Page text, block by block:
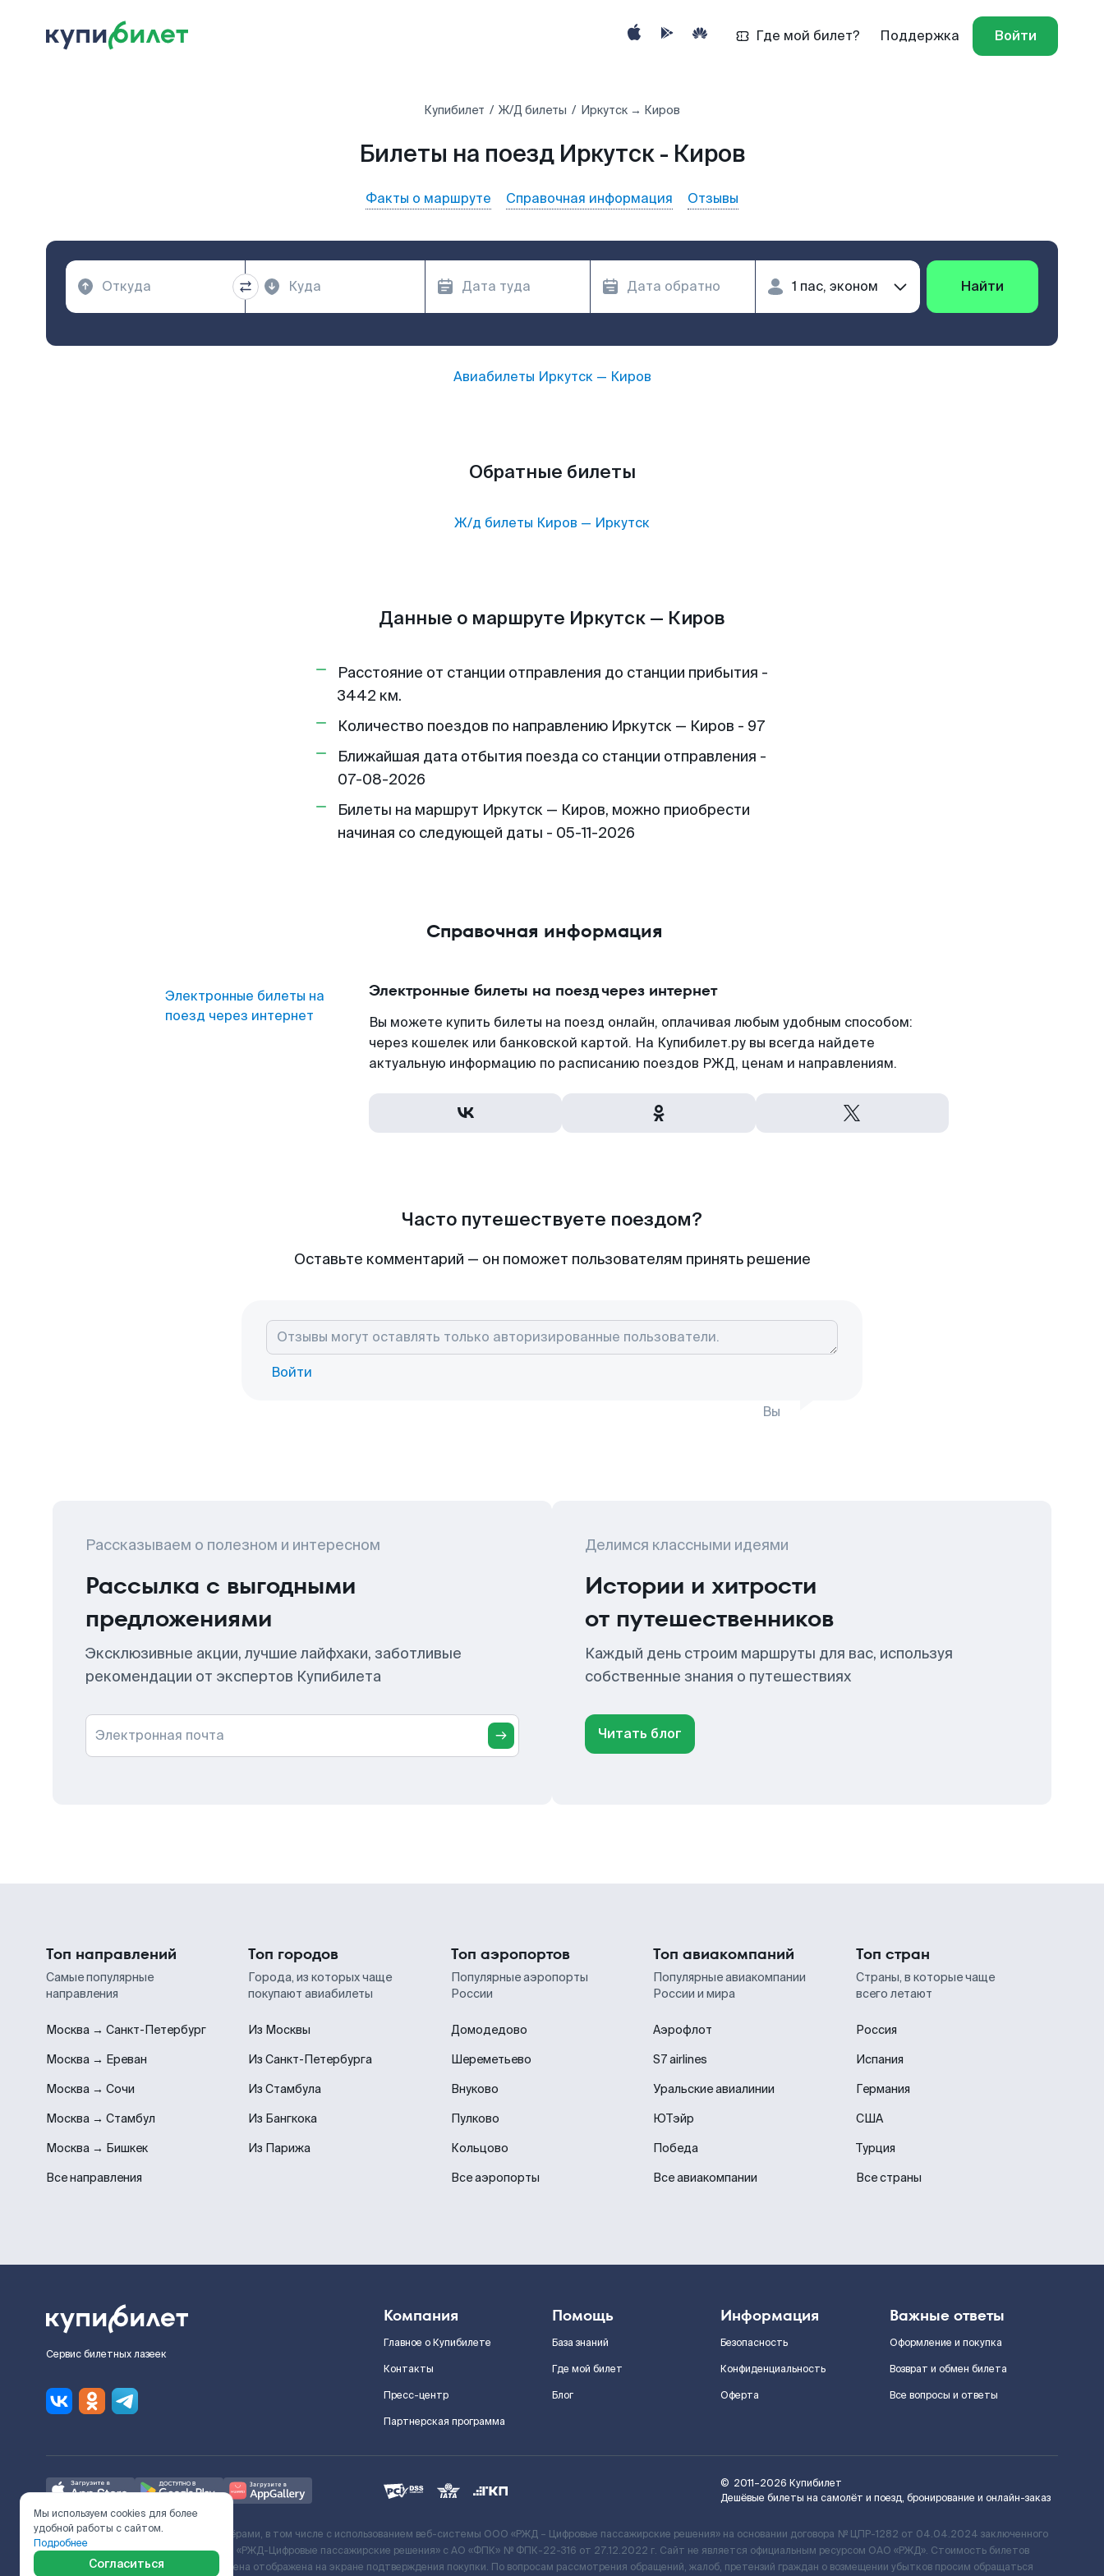
Где мой билет? Поддержка Войти
Купибилет Ж/Д билеты Иркутск → Киров
Билеты на поезд Иркутск - Киров
Факты о маршруте Справочная информация Отзывы
Найти
Авиабилеты Иркутск— Киров
Обратные билеты
Ж/д билеты Киров — Иркутск
Данные о маршруте Иркутск — Киров
Расстояние от станции отправления до станции прибытия -
3442 км.
Количество поездов по направлению Иркутск — Киров - 97
Ближайшая дата отбытия поезда со станции отправления -
07-08-2026
Билеты на маршрут Иркутск — Киров, можно приобрести
начиная со следующей даты - 05-11-2026
Справочная информация
Электронные билеты на
поезд через интернет
Электронные билеты на поезд через интернет
Вы можете купить билеты на поезд онлайн, оплачивая любым удобным способом:
через кошелек или банковской картой. На Купибилет.ру вы всегда найдете
актуальную информацию по расписанию поездов РЖД, ценам и направлениям.
Часто путешествуете поездом?
Оставьте комментарий — он поможет пользователям принять решение
Войти
Вы
Рассказываем о полезном и интересном
Рассылка с выгодными
предложениями
Эксклюзивные акции, лучшие лайфхаки, заботливые
рекомендации от экспертов Купибилета
Электронная почта
Делимся классными идеями
Истории и хитрости
от путешественников
Каждый день строим маршруты для вас, используя
собственные знания о путешествиях
Читать блог
Топ направлений
Самые популярные
направления
Москва → Санкт-Петербург
Москва → Ереван
Москва → Сочи
Москва → Стамбул
Москва → Бишкек
Все направления
Топ городов
Города, из которых чаще
покупают авиабилеты
Из Москвы
Из Санкт-Петербурга
Из Стамбула
Из Бангкока
Из Парижа
Топ аэропортов
Популярные аэропорты
России
Домодедово
Шереметьево
Внуково
Пулково
Кольцово
Все аэропорты
Топ авиакомпаний
Популярные авиакомпании
России и мира
Аэрофлот
S7 airlines
Уральские авиалинии
ЮТэйр
Победа
Все авиакомпании
Топ стран
Страны, в которые чаще
всего летают
Россия
Испания
Германия
США
Турция
Все страны
Сервис билетных лазеек
Компания
Главное о Купибилете
Контакты
Пресс-центр
Партнерская программа
Помощь
База знаний
Где мой билет
Блог
Информация
Безопасность
Конфиденциальность
Оферта
Важные ответы
Оформление и покупка
Возврат и обмен билета
Все вопросы и ответы
© 2011–2026 Купибилет
Дешёвые билеты на самолёт и поезд, бронирование и онлайн-заказ
Ж/Д билеты предоставляются партнёрами, в том числе с использованием веб-системы ООО «РЖД – Цифровые пассажирские решения» на основании договора № ЦПР-1282 от 04.04.2024 заключенного
с Поставщиком услуг и Договора ООО «РЖД-Цифровые пассажирские решения» c АО «ФПК» № ФПК-22-316 от 27.12.2022 г. Сайт не является официальным ресурсом ОАО «РЖД». Стоимость билетов
включает сервисный сбор. Итоговая цена отображена на экране подтверждения покупки. По вопросам рассмотрения обращений, жалоб, претензий граждан о возмещении убытков просим обращаться
Мы используем cookies для более
удобной работы с сайтом.
Подробнее
Согласиться